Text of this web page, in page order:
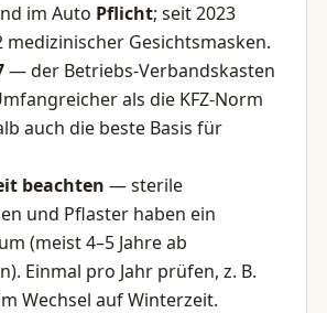
im Auto Pflicht; seit 2023
medizinischer Gesichtsmasken.
— der Betriebs-Verbandskasten
als die KFZ-Norm
auch die beste Basis für
beachten — sterile
und Pflaster haben ein
(meist 4–5 Jahre ab
Einmal pro Jahr prüfen, z. B.
Wechsel auf Winterzeit.